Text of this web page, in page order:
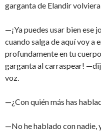
garganta de Elandir
—¡Ya puedes usar bien ese
cuando salga de aquí voy a
profundamente en tu
garganta al carraspear!
voz.
—¿Con quién más has
—No he hablado con nadie,